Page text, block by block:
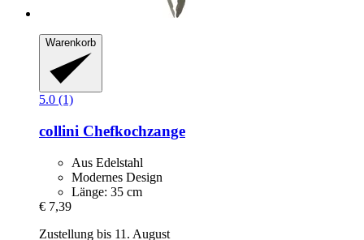
Warenkorb
5.0 (1)
collini Chefkochzange
Aus Edelstahl
Modernes Design
Länge: 35 cm
€ 7,39
Zustellung bis 11. August